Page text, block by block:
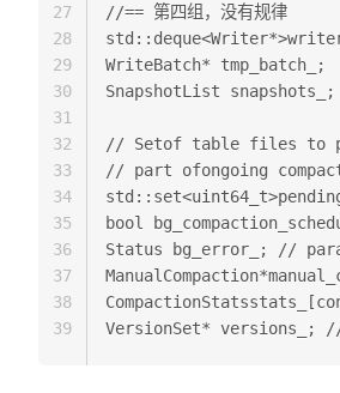
//== 第四组，没有规律
WriteBatch* tmp_batch_;
SnapshotList
// Setof table files to
// part ofongoing
bool
Status bg_error_; //
27
28
29
30
31
32
33
34
35
36
37
38
39